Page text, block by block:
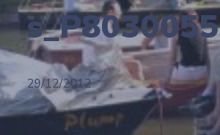
s_P8030055
29/12/2012